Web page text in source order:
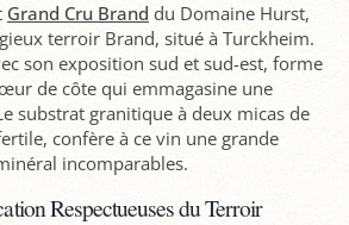
Grand Cru Brand du Domaine Hurst,
terroir Brand, situé à Turckheim.
son exposition sud et sud-est, forme
de côte qui emmagasine une
substrat granitique à deux micas de
confère à ce vin une grande
incomparables.
Respectueuses du Terroir